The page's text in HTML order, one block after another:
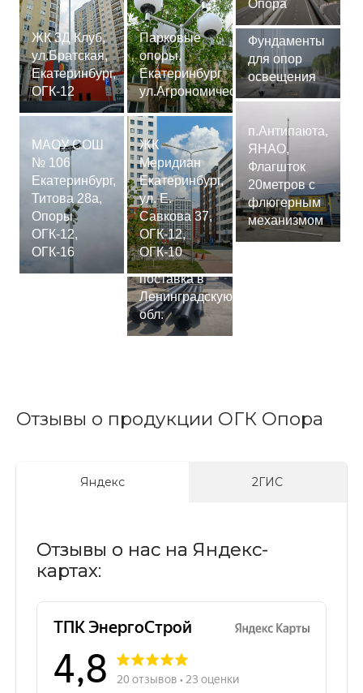
ЖК 3Д Клуб,
ул.Братская,
Екатеринбург,
ОГК-12
МАОУ СОШ
№ 106
Екатеринбург,
Титова 28а,
Опоры
ОГК-12,
ОГК-16
Парковые
опоры,
Екатеринбург
ул.Агрономическая
ЖК
Меридиан
Екатеринбург,
ул. Е.
Савкова 37,
ОГК-12,
ОГК-10
Сваи
СМ-7,75м,
поставка в
Ленинградскую
обл.
Опора
Фундаменты
для опор
освещения
п.Антипаюта,
ЯНАО,
Флагшток
20метров с
флюгерным
механизмом
Отзывы о продукции ОГК Опора
Яндекс 2ГИС
Отзывы о нас на Яндекс-
картах: